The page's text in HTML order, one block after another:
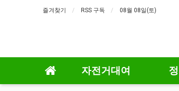
즐겨찾기 RSS 구독 08월 08일(토)
자전거대여